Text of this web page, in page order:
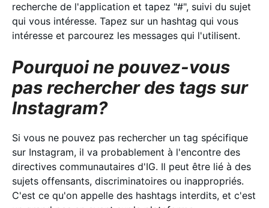
recherche de l'application et tapez "#", suivi du sujet
qui vous intéresse. Tapez sur un hashtag qui vous
intéresse et parcourez les messages qui l'utilisent.
Pourquoi ne pouvez-vous
pas rechercher des tags sur
Instagram?
Si vous ne pouvez pas rechercher un tag spécifique
sur Instagram, il va probablement à l'encontre des
directives communautaires d'IG. Il peut être lié à des
sujets offensants, discriminatoires ou inappropriés.
C'est ce qu'on appelle des hashtags interdits, et c'est